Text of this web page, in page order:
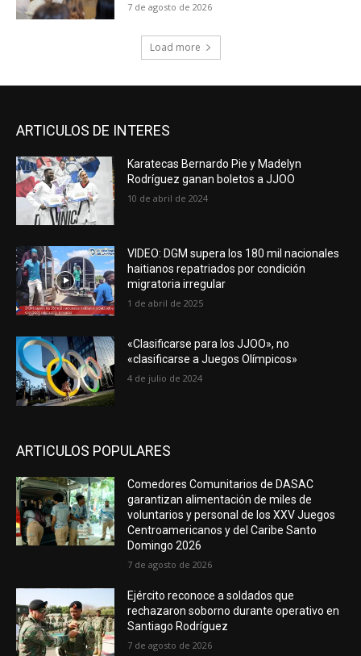
7 de agosto de 2026
Load more
ARTICULOS DE INTERES
Karatecas Bernardo Pie y Madelyn
Rodríguez ganan boletos a JJOO
10 de abril de 2024
VIDEO: DGM supera los 180 mil nacionales
haitianos repatriados por condición
migratoria irregular
1 de abril de 2025
«Clasificarse para los JJOO», no
«clasificarse a Juegos Olímpicos»
4 de julio de 2024
ARTICULOS POPULARES
Comedores Comunitarios de DASAC
garantizan alimentación de miles de
voluntarios y personal de los XXV Juegos
Centroamericanos y del Caribe Santo
Domingo 2026
7 de agosto de 2026
Ejército reconoce a soldados que
rechazaron soborno durante operativo en
Santiago Rodríguez
7 de agosto de 2026